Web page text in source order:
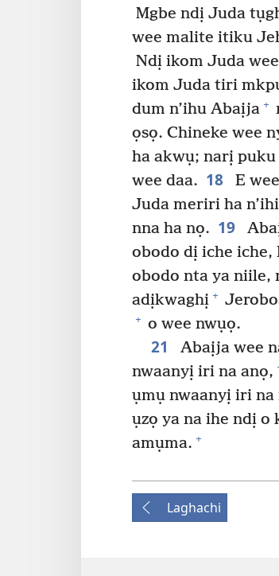
Mgbe ndị Juda
wee malite itiku
Ndị ikom Juda
ikom Juda tiri
dum n’ihu Abaịja +
ọsọ. Chineke wee
ha akwụ; narị
wee daa. 18
E
Juda meriri ha
nna ha nọ. 19
obodo dị iche iche,
obodo nta ya niile,
adịkwaghị +
+ o wee nwụọ.
21 Abaịja wee
nwaanyị iri na anọ,
ụmụ nwaanyị iri na
ụzọ ya na ihe ndị o
amụma. +
Laghachi